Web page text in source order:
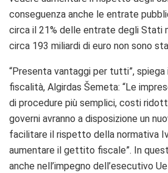
conseguenza anche le entrate
circa il 21% delle entrate degli Stati
circa 193 miliardi di euro non sono
“Presenta vantaggi per tutti”, spiega
fiscalità, Algirdas Šemeta: “Le
di procedure più semplici, costi
governi avranno a disposizione un
facilitare il rispetto della normativa
aumentare il gettito fiscale”. In
anche nell’impegno dell’esecutivo